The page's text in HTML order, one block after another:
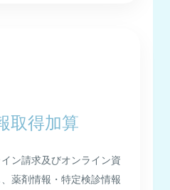
取得加算
ン請求及びオンライン資
薬剤情報・特定検診情報